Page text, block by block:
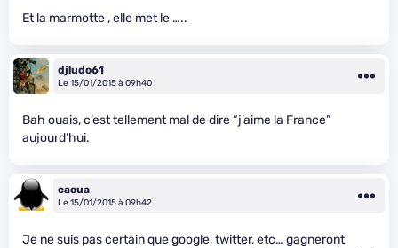
Et la marmotte , elle met le …..
djludo61
Le 15/01/2015 à 09h40
Bah ouais, c’est tellement mal de dire “j’aime la France”
aujourd’hui.
caoua
Le 15/01/2015 à 09h42
Je ne suis pas certain que google, twitter, etc… gagneront